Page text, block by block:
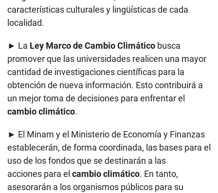
características culturales y lingüísticas de cada
localidad.
► La Ley Marcode Cambio Climático busca
promover que las universidades realicen una mayor
cantidad de investigaciones científicas para la
obtención de nueva información. Esto contribuirá a
un mejor toma de decisiones para enfrentar el
cambio climático.
► El Minam y el Ministerio de Economía y Finanzas
establecerán, de forma coordinada, las bases para el
uso de los fondos que se destinarán a las
acciones para el cambio climático. En tanto,
asesorarán a los organismos públicos para su